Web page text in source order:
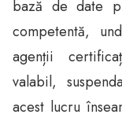
bază de date
competentă,
agenții
valabil,
acest lucru